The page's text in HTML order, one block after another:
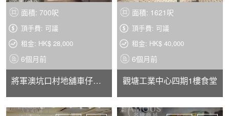
面積: 700呎
頂手費: 可議
租金: HK$ 28,000
6個月前
將軍澳坑口村地舖車仔麵店
面積: 1621呎
頂手費: 可議
租金: HK$ 40,000
6個月前
觀塘工業中心四期1樓食堂